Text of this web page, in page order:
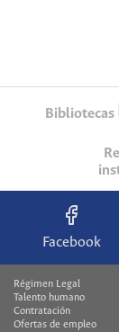
Bibliotecas
Facebook
Régimen Legal
Talento humano
Contratación
Ofertas de empleo